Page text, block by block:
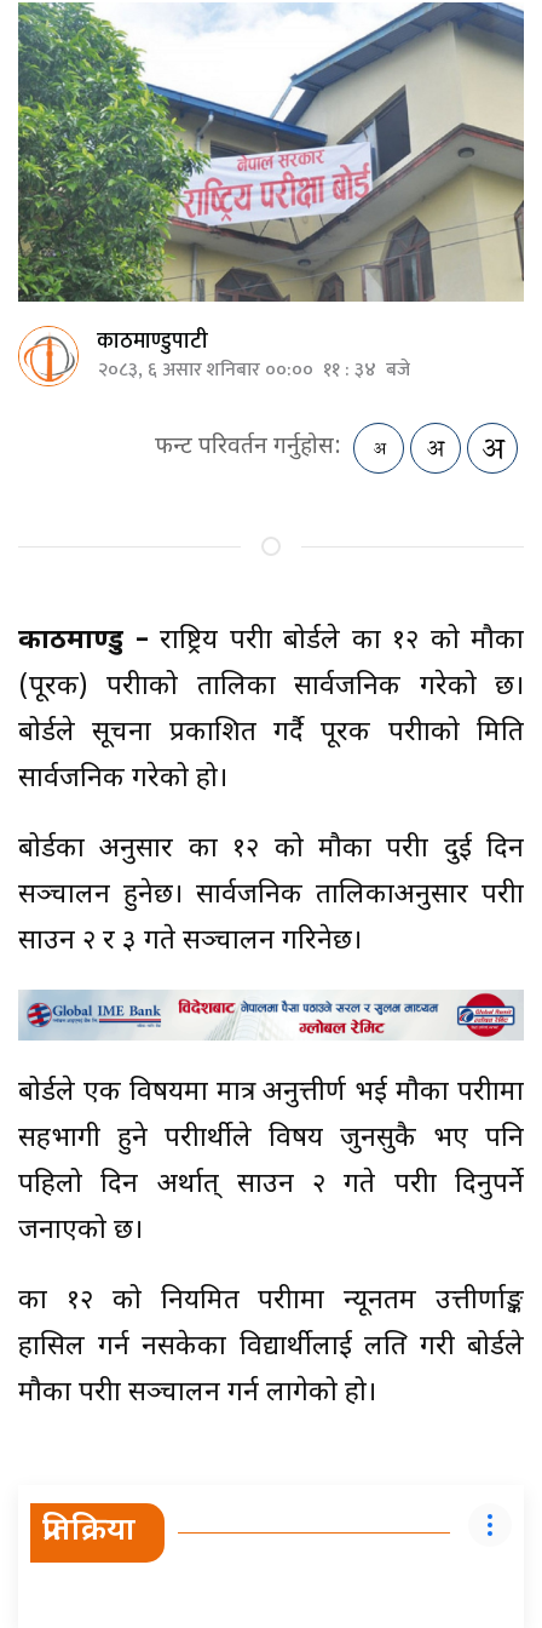
काठमाण्डुपाटी
२०८३, ६ असार शनिबार ००:०० ११ : ३४ बजे
फन्ट परिवर्तन गर्नुहोस:
काठमाण्डु – राष्ट्रिय परीक्षा बोर्डले कक्षा १२ को मौका
(पूरक) परीक्षाको तालिका सार्वजनिक गरेको छ।
बोर्डले सूचना प्रकाशित गर्दै पूरक परीक्षाको मिति
सार्वजनिक गरेको हो।
बोर्डका अनुसार कक्षा १२ को मौका परीक्षा दुई दिन
सञ्चालन हुनेछ। सार्वजनिक तालिकाअनुसार परीक्षा
साउन २ र ३ गते सञ्चालन गरिनेछ।
बोर्डले एक विषयमा मात्र अनुत्तीर्ण भई मौका परीक्षामा
सहभागी हुने परीक्षार्थीले विषय जुनसुकै भए पनि
पहिलो दिन अर्थात् साउन २ गते परीक्षा दिनुपर्ने
जनाएको छ।
कक्षा १२ को नियमित परीक्षामा न्यूनतम उत्तीर्णाङ्क
हासिल गर्न नसकेका विद्यार्थीलाई लक्षित गरी बोर्डले
मौका परीक्षा सञ्चालन गर्न लागेको हो।
प्रतिक्रिया